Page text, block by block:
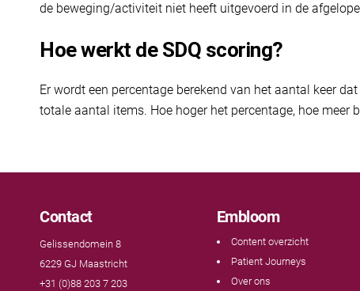
de beweging/activiteit niet heeft uitgevoerd in de
Hoe werkt de SDQ scoring?
Er wordt een percentage berekend van het aantal keer
totale aantal items. Hoe hoger het percentage, hoe meer
Contact
Gelissendomein 8
6229 GJ Maastricht
+31 (0)88 203 7 203
Embloom
Content overzicht
Patient Journeys
Over ons